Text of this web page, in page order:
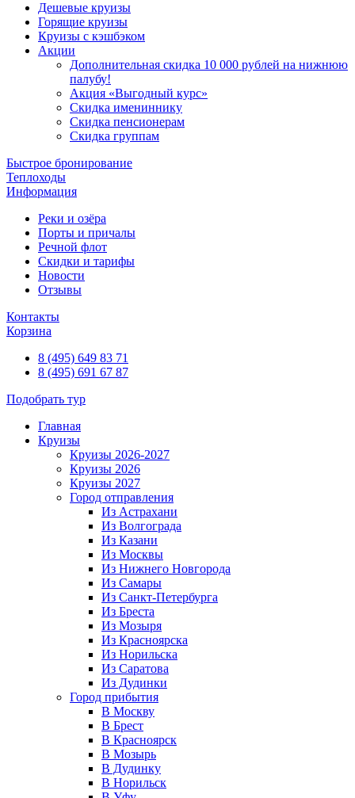
Дешевые круизы
Горящие круизы
Круизы с кэшбэком
Акции
Дополнительная скидка 10 000 рублей на нижнюю
палубу!
Акция «Выгодный курс»
Скидка имениннику
Скидка пенсионерам
Скидка группам
Быстрое бронирование
Теплоходы
Информация
Реки и озёра
Порты и причалы
Речной флот
Скидки и тарифы
Новости
Отзывы
Контакты
Корзина
8 (495) 649 83 71
8 (495) 691 67 87
Подобрать тур
Главная
Круизы
Круизы 2026-2027
Круизы 2026
Круизы 2027
Город отправления
Из Астрахани
Из Волгограда
Из Казани
Из Москвы
Из Нижнего Новгорода
Из Самары
Из Санкт-Петербурга
Из Бреста
Из Мозыря
Из Красноярска
Из Норильска
Из Саратова
Из Дудинки
Город прибытия
В Москву
В Брест
В Красноярск
В Мозырь
В Дудинку
В Норильск